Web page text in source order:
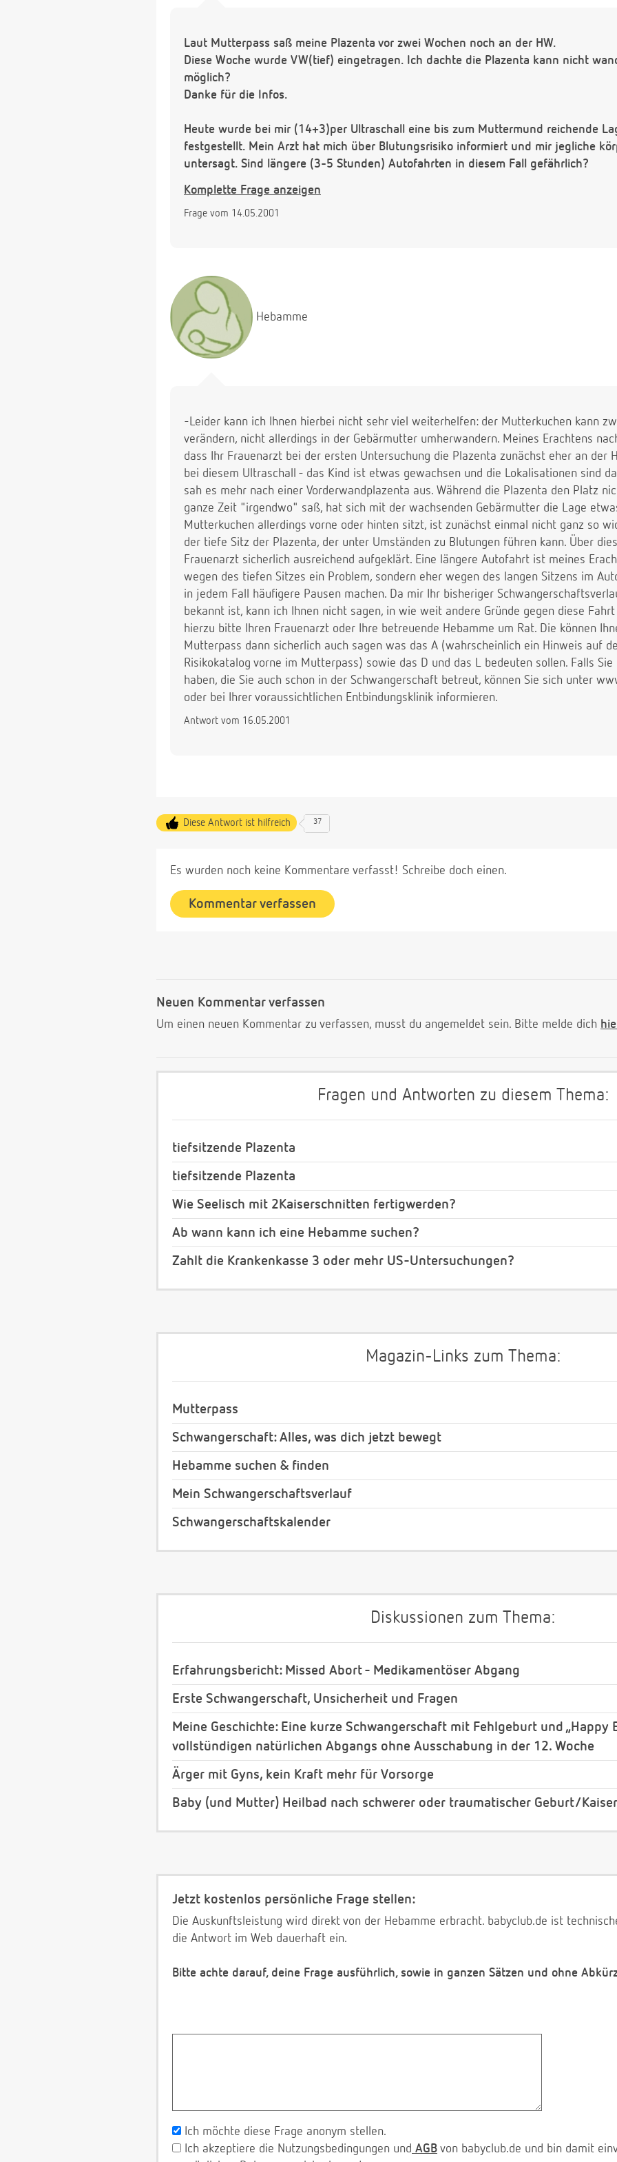
Laut Mutterpass saß meine Plazenta vor zwei Wochen noch an der HW.
Diese Woche wurde VW(tief) eingetragen. Ich dachte die Plazenta kann nicht
möglich?
Danke für die Infos.
Heute wurde bei mir (14+3)per Ultraschall eine bis zum Muttermund reichende
festgestellt. Mein Arzt hat mich über Blutungsrisiko informiert und mir jegliche
untersagt. Sind längere (3-5 Stunden) Autofahrten in diesem Fall gefährlich?
Letzte Untersuchung (vor zwei Wochen) Plazenta HW. Heute: Plazenta VW (tief).
VW? Kann sich das ändern?
Komplette Frage anzeigen
Frage vom 14.05.2001
Hebamme
-Leider kann ich Ihnen hierbei nicht sehr viel weiterhelfen: der Mutterkuchen kann
verändern, nicht allerdings in der Gebärmutter umherwandern. Meines Erachtens
dass Ihr Frauenarzt bei der ersten Untersuchung die Plazenta zunächst eher an der
bei diesem Ultraschall - das Kind ist etwas gewachsen und die Lokalisationen sind
sah es mehr nach einer Vorderwandplazenta aus. Während die Plazenta den Platz
ganze Zeit "irgendwo" saß, hat sich mit der wachsenden Gebärmutter die Lage
Mutterkuchen allerdings vorne oder hinten sitzt, ist zunächst einmal nicht ganz so
der tiefe Sitz der Plazenta, der unter Umständen zu Blutungen führen kann. Über
Frauenarzt sicherlich ausreichend aufgeklärt. Eine längere Autofahrt ist meines
wegen des tiefen Sitzes ein Problem, sondern eher wegen des langen Sitzens im
in jedem Fall häufigere Pausen machen. Da mir Ihr bisheriger
bekannt ist, kann ich Ihnen nicht sagen, in wie weit andere Gründe gegen diese Fahrt
hierzu bitte Ihren Frauenarzt oder Ihre betreuende Hebamme um Rat. Die können
Mutterpass dann sicherlich auch sagen was das A (wahrscheinlich ein Hinweis auf
Risikokatalog vorne im Mutterpass) sowie das D und das L bedeuten sollen. Falls Sie
haben, die Sie auch schon in der Schwangerschaft betreut, können Sie sich unter
oder bei Ihrer voraussichtlichen Entbindungsklinik informieren.
Antwort vom 16.05.2001
Diese Antwort ist hilfreich 37
Es wurden noch keine Kommentare verfasst! Schreibe doch einen.
Kommentar verfassen
Neuen Kommentar verfassen
Um einen neuen Kommentar zu verfassen, musst du angemeldet sein. Bitte melde dich
Fragen und Antworten zu diesem Thema:
tiefsitzende Plazenta
tiefsitzende Plazenta
Wie Seelisch mit 2Kaiserschnitten fertigwerden?
Ab wann kann ich eine Hebamme suchen?
Zahlt die Krankenkasse 3 oder mehr US-Untersuchungen?
Magazin-Links zum Thema:
Mutterpass
Schwangerschaft: Alles, was dich jetzt bewegt
Hebamme suchen & finden
Mein Schwangerschaftsverlauf
Schwangerschaftskalender
Diskussionen zum Thema:
Erfahrungsbericht: Missed Abort - Medikamentöser Abgang
Erste Schwangerschaft, Unsicherheit und Fragen
Meine Geschichte: Eine kurze Schwangerschaft mit Fehlgeburt und „Happy
vollstündigen natürlichen Abgangs ohne Ausschabung in der 12. Woche
Ärger mit Gyns, kein Kraft mehr für Vorsorge
Baby (und Mutter) Heilbad nach schwerer oder traumatischer Geburt/
Jetzt kostenlos persönliche Frage stellen:
Die Auskunftsleistung wird direkt von der Hebamme erbracht. babyclub.de ist
die Antwort im Web dauerhaft ein.
Bitte achte darauf, deine Frage ausführlich, sowie in ganzen Sätzen und ohne
Ich möchte diese Frage anonym stellen.
Ich akzeptiere die Nutzungsbedingungen und AGB von babyclub.de und bin damit